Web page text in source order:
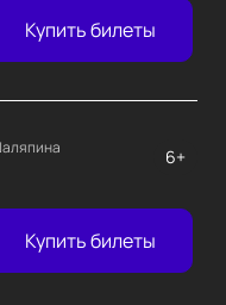
Купить билеты
6+
Купить билеты